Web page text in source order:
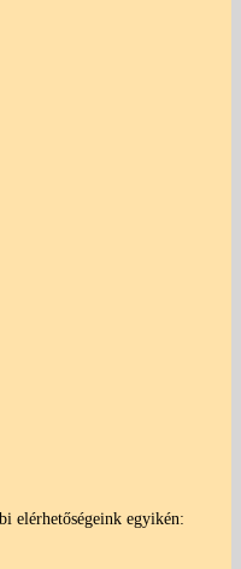
elérhetőségeink egyikén: